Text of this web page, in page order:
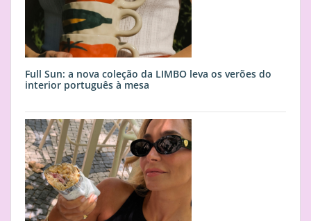
Full Sun: a nova coleção da LIMBO leva os verões do
interior português à mesa